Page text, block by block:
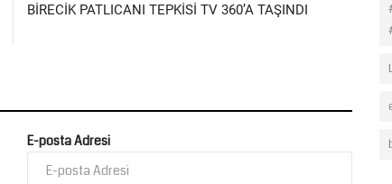
BİRECİK PATLICANI TEPKİSİ TV 360’A TAŞINDI
E-posta Adresi